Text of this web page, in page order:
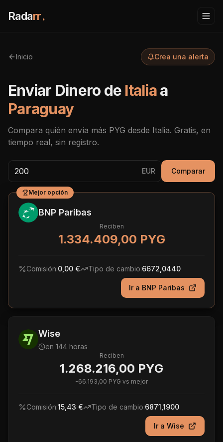
Radarr.
Inicio Crea una alerta
Enviar Dinero de Italiaa
Paraguay
Compara quién envía más PYG desde Italia. Gratis, en
tiempo real, sin registro.
EUR Comparar
Mejor opción
BNP Paribas
Reciben
1.334.409,00 PYG
Comisión:0,00 € Tipo de cambio:6672,0440
Ir a BNP Paribas
Wise
en 144 horas
Reciben
1.268.216,00 PYG
-66.193,00 PYG vs mejor
Comisión:15,43 € Tipo de cambio:6871,1900
Ir a Wise